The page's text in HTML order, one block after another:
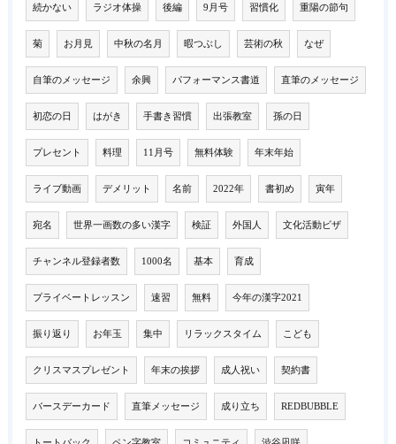
続かない ラジオ体操 後編 9月号 習慣化 重陽の節句
菊 お月見 中秋の名月 暇つぶし 芸術の秋 なぜ
自筆のメッセージ 余興 パフォーマンス書道 直筆のメッセージ
初恋の日 はがき 手書き習慣 出張教室 孫の日
プレセント 料理 11月号 無料体験 年末年始
ライブ動画 デメリット 名前 2022年 書初め 寅年
宛名 世界一画数の多い漢字 検証 外国人 文化活動ビザ
チャンネル登録者数 1000名 基本 育成
プライベートレッスン 速習 無料 今年の漢字2021
振り返り お年玉 集中 リラックスタイム こども
クリスマスプレゼント 年末の挨拶 成人祝い 契約書
バースデーカード 直筆メッセージ 成り立ち REDBUBBLE